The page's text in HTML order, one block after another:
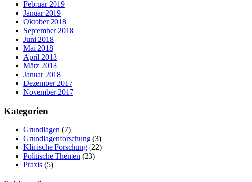
Februar 2019
Januar 2019
Oktober 2018
September 2018
Juni 2018
Mai 2018
April 2018
März 2018
Januar 2018
Dezember 2017
November 2017
Kategorien
Grundlagen (7)
Grundlagenforschung (3)
Klinische Forschung (22)
Politische Themen (23)
Praxis (5)